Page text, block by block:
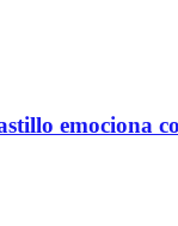
emociona